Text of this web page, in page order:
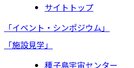
サイトトップ
「イベント・シンポジウム」
「施設見学」
種子島宇宙センター